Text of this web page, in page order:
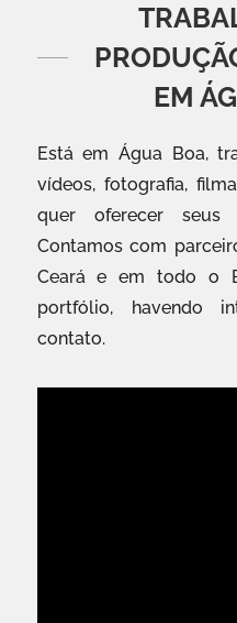
EM
Está em Água Boa,
vídeos, fotografia,
quer oferecer seus
Contamos com
Ceará e em todo o
portfólio, havendo
contato.